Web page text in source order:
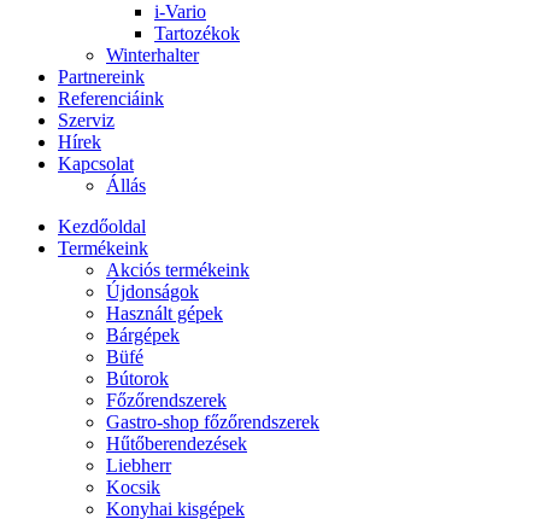
i-Vario
Tartozékok
Winterhalter
Partnereink
Referenciáink
Szerviz
Hírek
Kapcsolat
Állás
Kezdőoldal
Termékeink
Akciós termékeink
Újdonságok
Használt gépek
Bárgépek
Büfé
Bútorok
Főzőrendszerek
Gastro-shop főzőrendszerek
Hűtőberendezések
Liebherr
Kocsik
Konyhai kisgépek